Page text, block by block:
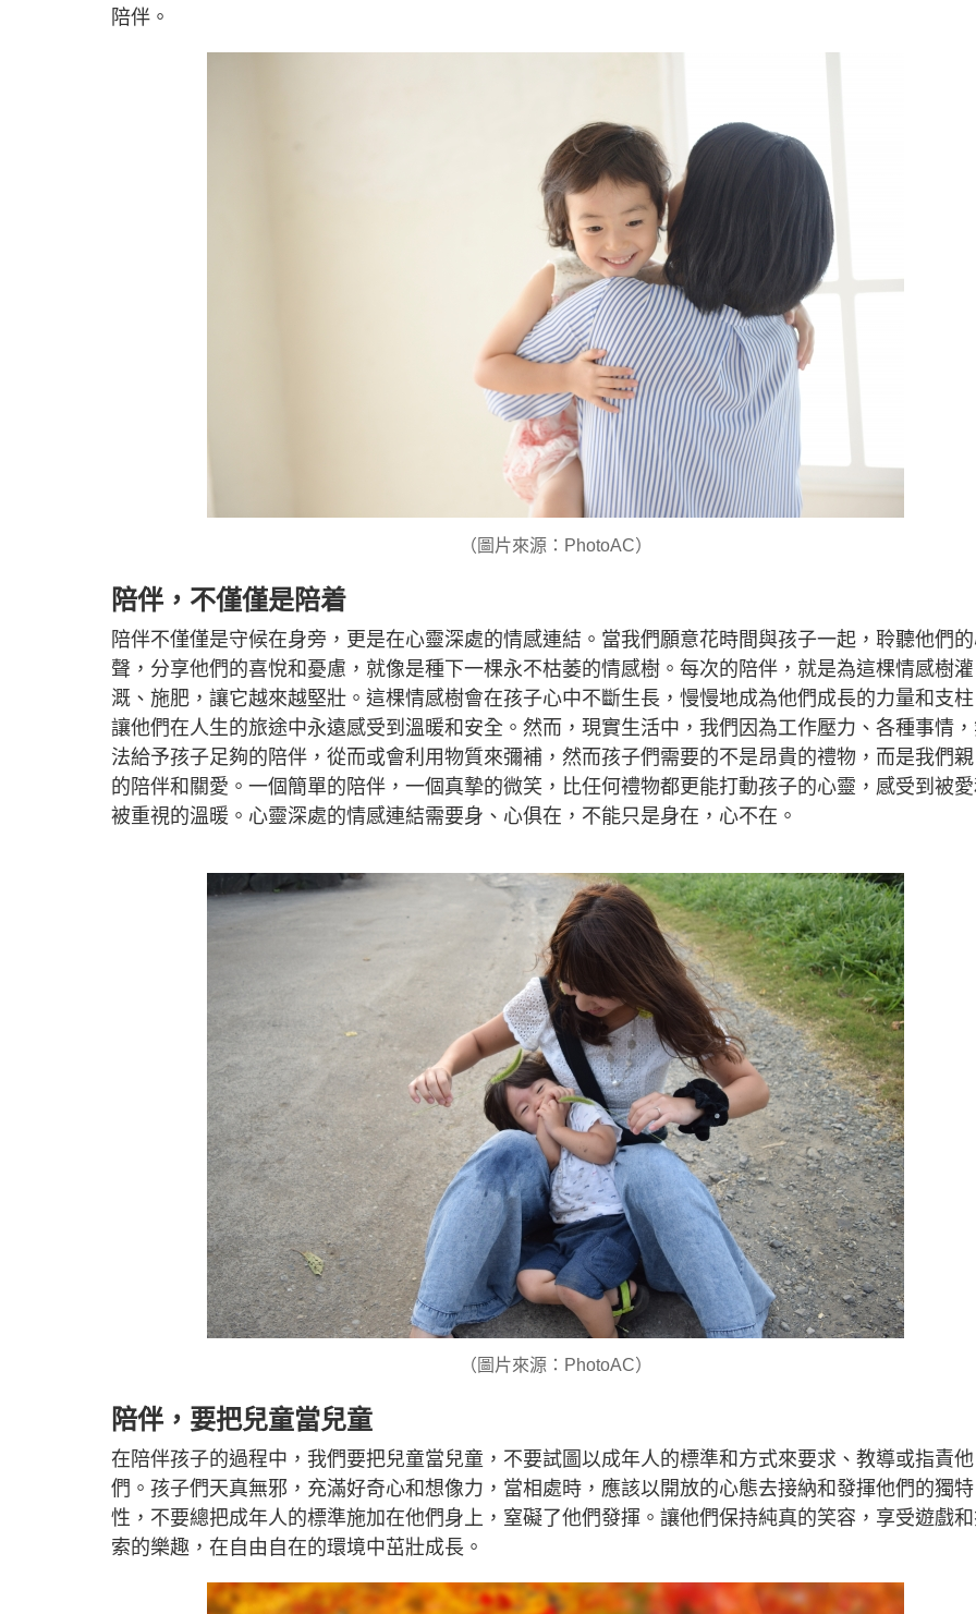
陪伴。
（圖片來源：PhotoAC）
陪伴，不僅僅是陪着
陪伴不僅僅是守候在身旁，更是在心靈深處的情感連結。當我們願意花時間與孩子一起，聆聽他們
聲，分享他們的喜悅和憂慮，就像是種下一棵永不枯萎的情感樹。每次的陪伴，就是為這棵情感樹灌
溉、施肥，讓它越來越堅壯。這棵情感樹會在孩子心中不斷生長，慢慢地成為他們成長的力量和支
讓他們在人生的旅途中永遠感受到溫暖和安全。然而，現實生活中，我們因為工作壓力、各種事情
法給予孩子足夠的陪伴，從而或會利用物質來彌補，然而孩子們需要的不是昂貴的禮物，而是我們
的陪伴和關愛。一個簡單的陪伴，一個真摯的微笑，比任何禮物都更能打動孩子的心靈，感受到被
被重視的溫暖。心靈深處的情感連結需要身、心俱在，不能只是身在，心不在。
（圖片來源：PhotoAC）
陪伴，要把兒童當兒童
在陪伴孩子的過程中，我們要把兒童當兒童，不要試圖以成年人的標準和方式來要求、教導或指責他
們。孩子們天真無邪，充滿好奇心和想像力，當相處時，應該以開放的心態去接納和發揮他們的獨特
性，不要總把成年人的標準施加在他們身上，窒礙了他們發揮。讓他們保持純真的笑容，享受遊戲
索的樂趣，在自由自在的環境中茁壯成長。